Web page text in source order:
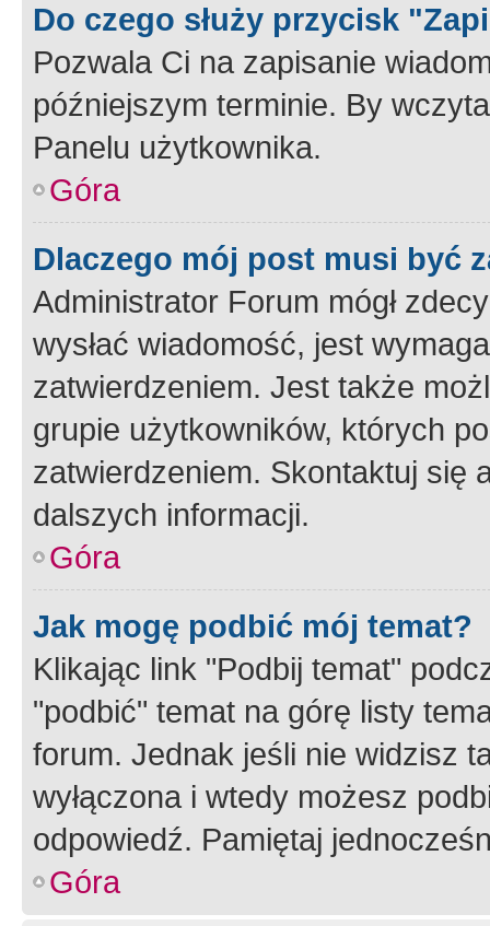
Do czego służy przycisk
Pozwala Ci na zapisanie
późniejszym terminie. By
Panelu użytkownika.
Góra
Dlaczego mój post musi być
Administrator Forum mógł
wysłać wiadomość, jest
zatwierdzeniem. Jest także
grupie użytkowników, których
zatwierdzeniem. Skontaktuj się
dalszych informacji.
Góra
Jak mogę podbić mój temat?
Klikając link "Podbij temat"
"podbić" temat na górę listy
forum. Jednak jeśli nie widzisz
wyłączona i wtedy możesz
odpowiedź. Pamiętaj
Góra